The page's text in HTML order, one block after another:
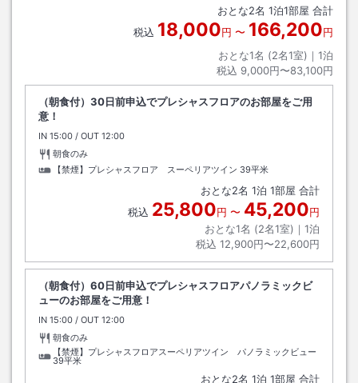
おとな2名 1泊1部屋 合計
税込 18,000円 〜 166,200円
おとな1名 (2名1室)｜ 1泊
税込 9,000円〜83,100円
（朝食付）30日前申込でプレシャスフロアのお部屋をご用
意！
IN チェックイン
15:00 / OUT チェックアウト
12:00
朝食のみ
【禁煙】プレシャスフロア スーペリアツイン 39平米
おとな2名 1泊 1部屋 合計
税込 25,800円 〜 45,200円
おとな1名 (2名1室)｜ 1泊
税込 12,900円〜22,600円
（朝食付）60日前申込でプレシャスフロアパノラミックビ
ューのお部屋をご用意！
IN チェックイン
15:00 / OUT チェックアウト
12:00
朝食のみ
【禁煙】プレシャスフロアスーペリアツイン パノラミックビュー
39平米
おとな2名 1泊 1部屋 合計